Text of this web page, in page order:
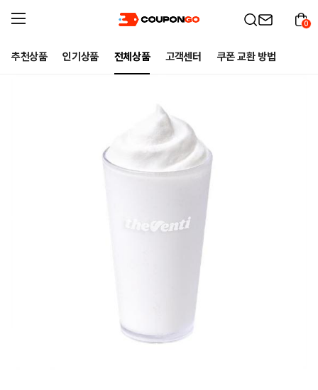
추천상품 인기상품 전체상품 고객센터 쿠폰 교환 방법
0